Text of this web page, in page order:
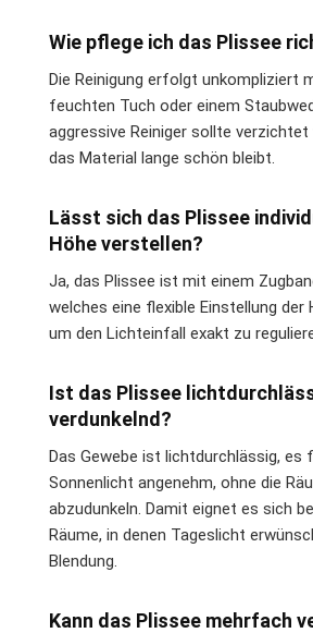
Wie pflege ich das Plissee
Die Reinigung erfolgt unkompliziert
feuchten Tuch oder einem
aggressive Reiniger sollte verzichtet
das Material lange schön bleibt.
Lässt sich das Plissee
Höhe verstellen?
Ja, das Plissee ist mit einem
welches eine flexible Einstellung der
um den Lichteinfall exakt zu
Ist das Plissee
verdunkelnd?
Das Gewebe ist lichtdurchlässig, es
Sonnenlicht angenehm, ohne die
abzudunkeln. Damit eignet es sich
Räume, in denen Tageslicht
Blendung.
Kann das Plissee mehrfach